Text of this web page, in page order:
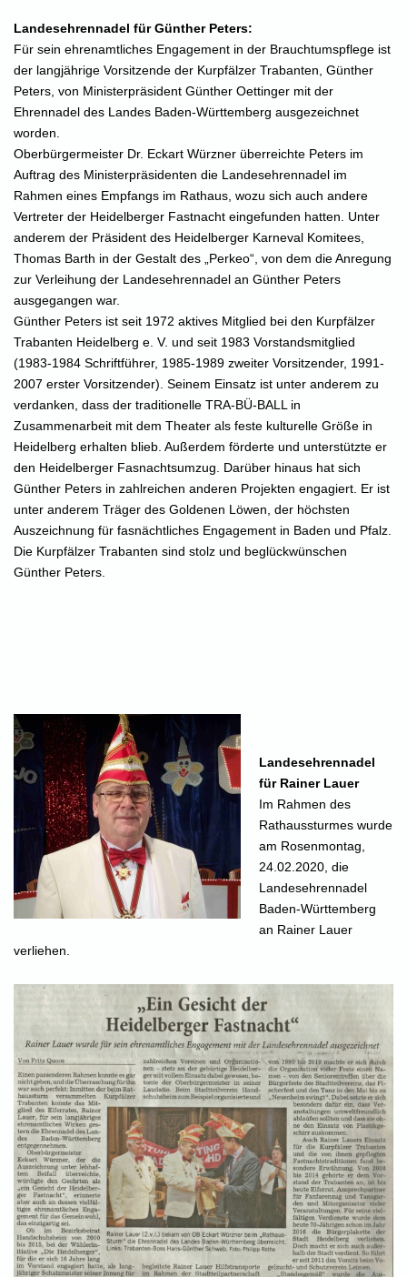
Landesehrennadel für Günther Peters:
Für sein ehrenamtliches Engagement in der Brauchtumspflege ist
der langjährige Vorsitzende der Kurpfälzer Trabanten, Günther
Peters, von Ministerpräsident Günther Oettinger mit der
Ehrennadel des Landes Baden-Württemberg ausgezeichnet
worden.
Oberbürgermeister Dr. Eckart Würzner überreichte Peters im
Auftrag des Ministerpräsidenten die Landesehrennadel im
Rahmen eines Empfangs im Rathaus, wozu sich auch andere
Vertreter der Heidelberger Fastnacht eingefunden hatten. Unter
anderem der Präsident des Heidelberger Karneval Komitees,
Thomas Barth in der Gestalt des „Perkeo“, von dem die Anregung
zur Verleihung der Landesehrennadel an Günther Peters
ausgegangen war.
Günther Peters ist seit 1972 aktives Mitglied bei den Kurpfälzer
Trabanten Heidelberg e. V. und seit 1983 Vorstandsmitglied
(1983-1984 Schriftführer, 1985-1989 zweiter Vorsitzender, 1991-
2007 erster Vorsitzender). Seinem Einsatz ist unter anderem zu
verdanken, dass der traditionelle TRA-BÜ-BALL in
Zusammenarbeit mit dem Theater als feste kulturelle Größe in
Heidelberg erhalten blieb. Außerdem förderte und unterstützte er
den Heidelberger Fasnachtsumzug. Darüber hinaus hat sich
Günther Peters in zahlreichen anderen Projekten engagiert. Er ist
unter anderem Träger des Goldenen Löwen, der höchsten
Auszeichnung für fasnächtliches Engagement in Baden und Pfalz.
Die Kurpfälzer Trabanten sind stolz und beglückwünschen
Günther Peters.
Landesehrennadel
für Rainer Lauer
Im Rahmen des
Rathaussturmes wurde
am Rosenmontag,
24.02.2020, die
Landesehrennadel
Baden-Württemberg
an Rainer Lauer
verliehen.